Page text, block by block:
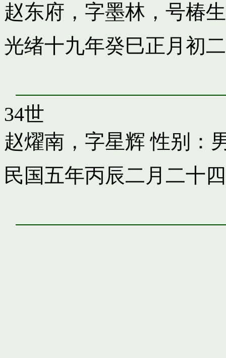
赵东府，字墨林，号椿生
光绪十九年癸巳正月初
34世
赵燿南，字星辉 性别：
民国五年丙辰二月二十